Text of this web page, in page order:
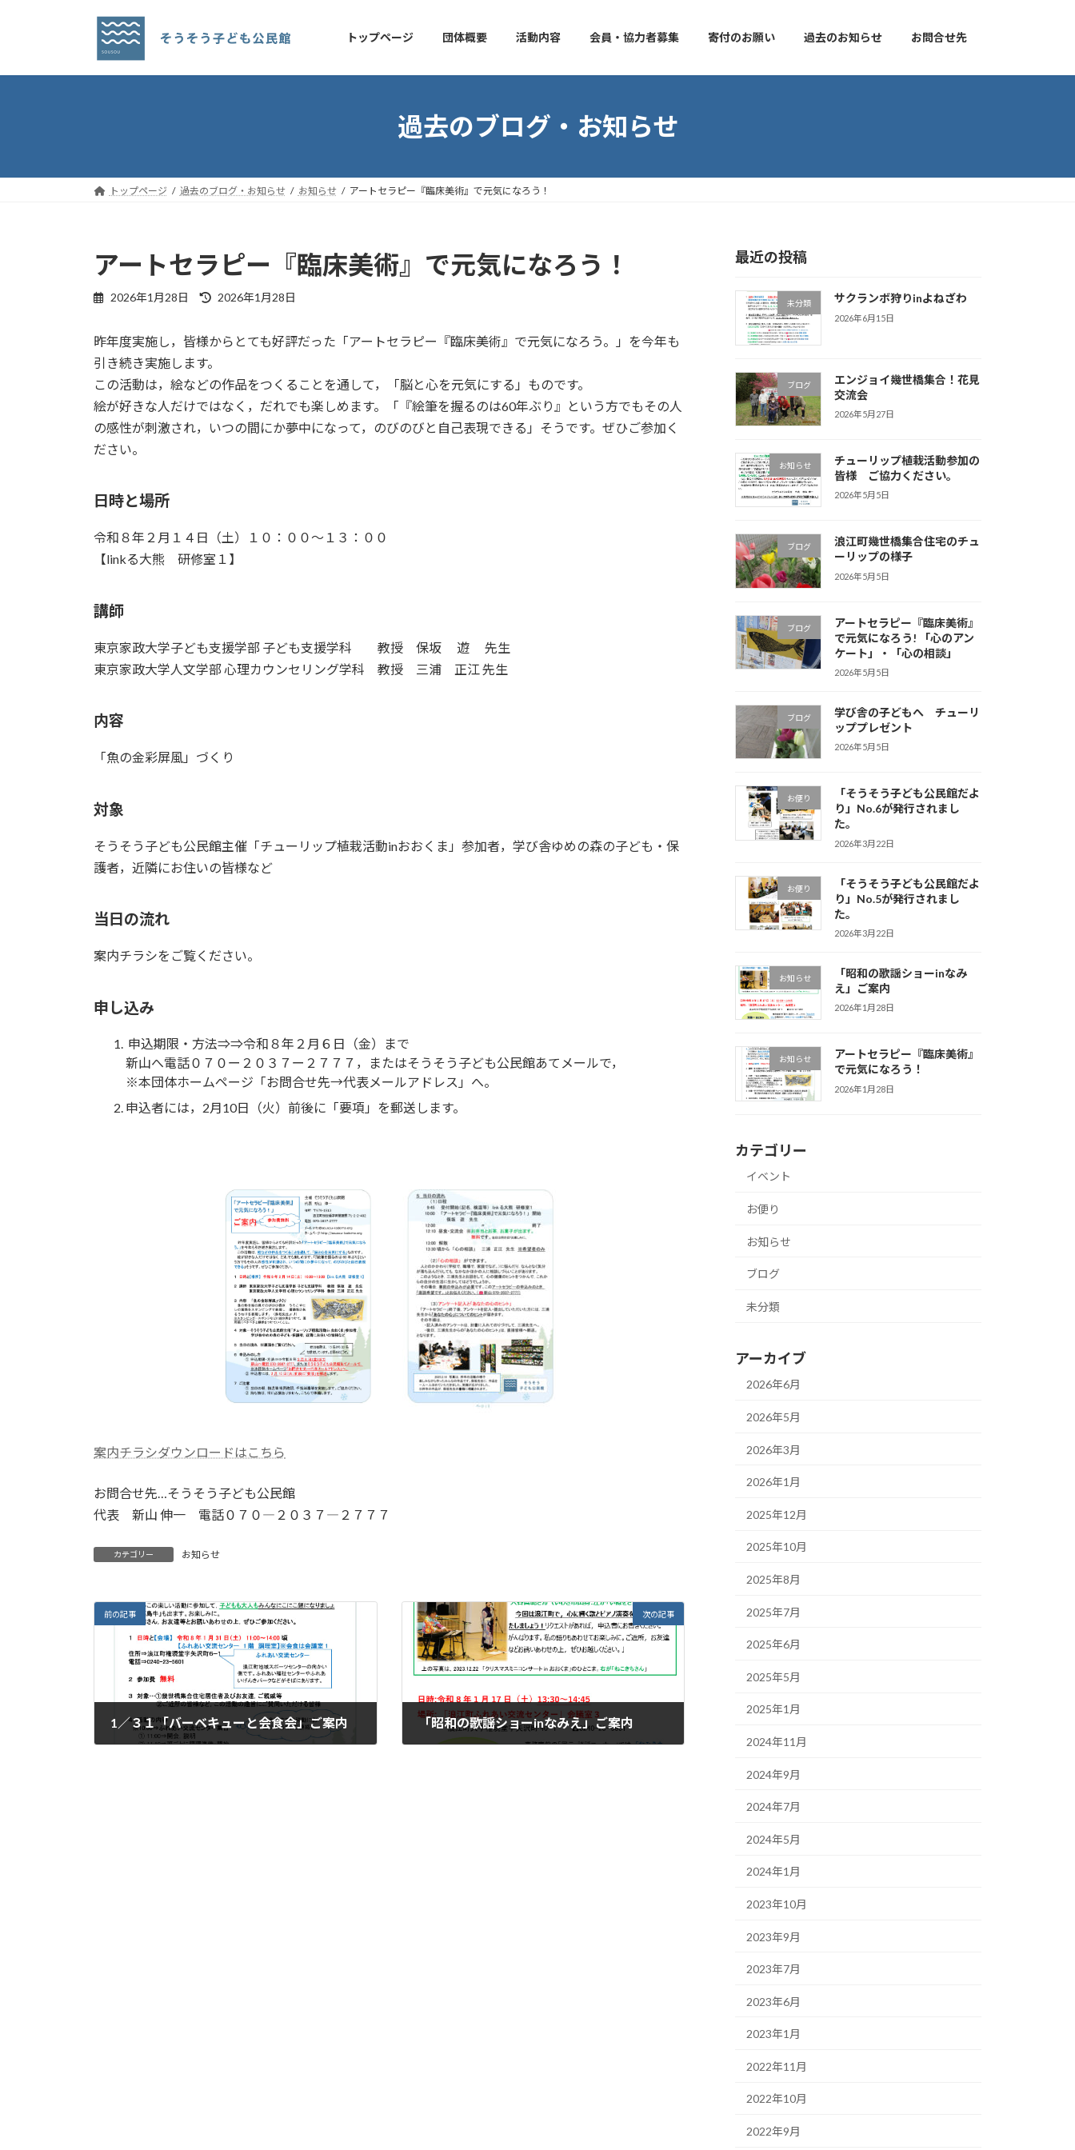
プ
動
トップページ 団体概要 活動内容 会員・協力者募集 寄付のお願い 過去のお知らせ お問合せ先
過去のブログ・お知らせ
トップページ 過去のブログ・お知らせ お知らせ アートセラピー『臨床美術』で元気になろう！
アートセラピー『臨床美術』で元気になろう！
2026年1月28日
最
新
時
:
2026年1月28日
昨年度実施し，皆様からとても好評だった「アートセラピー『臨床美術』で元気になろう。」を今年も
引き続き実施します。
この活動は，絵などの作品をつくることを通して，「脳と心を元気にする」ものです。
絵が好きな人だけではなく，だれでも楽しめます。「『絵筆を握るのは60年ぶり』という方でもその人
の感性が刺激され，いつの間にか夢中になって，のびのびと自己表現できる」そうです。ぜひご参加く
ださい。
日時と場所
令和８年２月１４日（土）１０：００～１３：００
【linkる大熊 研修室１】
講師
東京家政大学子ども支援学部 子ども支援学科 教授 保坂 遊 先生
東京家政大学人文学部 心理カウンセリング学科 教授 三浦 正江 先生
内容
「魚の金彩屏風」づくり
対象
そうそう子ども公民館主催「チューリップ植栽活動inおおくま」参加者，学び舎ゆめの森の子ども・保
護者，近隣にお住いの皆様など
当日の流れ
案内チラシをご覧ください。
申し込み
申込期限・方法⇒⇒令和８年２月６日（金）まで
新山へ電話０７０ー２０３７ー２７７７，またはそうそう子ども公民館あてメールで，
※本団体ホームページ「お問合せ先→代表メールアドレス」へ。
申込者には，2月10日（火）前後に「要項」を郵送します。
案内チラシダウンロードはこちら
お問合せ先…そうそう子ども公民館
代表 新山 伸一 電話０７０―２０３７―２７７７
カテゴリー お知らせ
前の記事
1／３１「バーベキューと会食会」ご案内
次の記事
「昭和の歌謡ショーinなみえ」ご案内
最近の投稿
未分類 サクランボ狩りinよねざわ
2026年6月15日
ブログ
エンジョイ幾世橋集合！花見
交流会
2026年5月27日
お知らせ
チューリップ植栽活動参加の
皆様 ご協力ください。
2026年5月5日
ブログ
浪江町幾世橋集合住宅のチュ
ーリップの様子
2026年5月5日
ブログ
アートセラピー『臨床美術』
で元気になろう! 「心のアン
ケート」・「心の相談」
2026年5月5日
ブログ
学び舎の子どもへ チューリ
ッププレゼント
2026年5月5日
お便り
「そうそう子ども公民館だよ
り」No.6が発行されまし
た。
2026年3月22日
お便り
「そうそう子ども公民館だよ
り」No.5が発行されまし
た。
2026年3月22日
お知らせ
「昭和の歌謡ショーinなみ
え」ご案内
2026年1月28日
お知らせ
アートセラピー『臨床美術』
で元気になろう！
2026年1月28日
カテゴリー
イベント
お便り
お知らせ
ブログ
未分類
アーカイブ
2026年6月
2026年5月
2026年3月
2026年1月
2025年12月
2025年10月
2025年8月
2025年7月
2025年6月
2025年5月
2025年1月
2024年11月
2024年9月
2024年7月
2024年5月
2024年1月
2023年10月
2023年9月
2023年7月
2023年6月
2023年1月
2022年11月
2022年10月
2022年9月